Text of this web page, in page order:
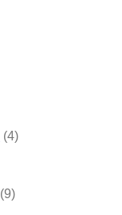
(4)
(9)